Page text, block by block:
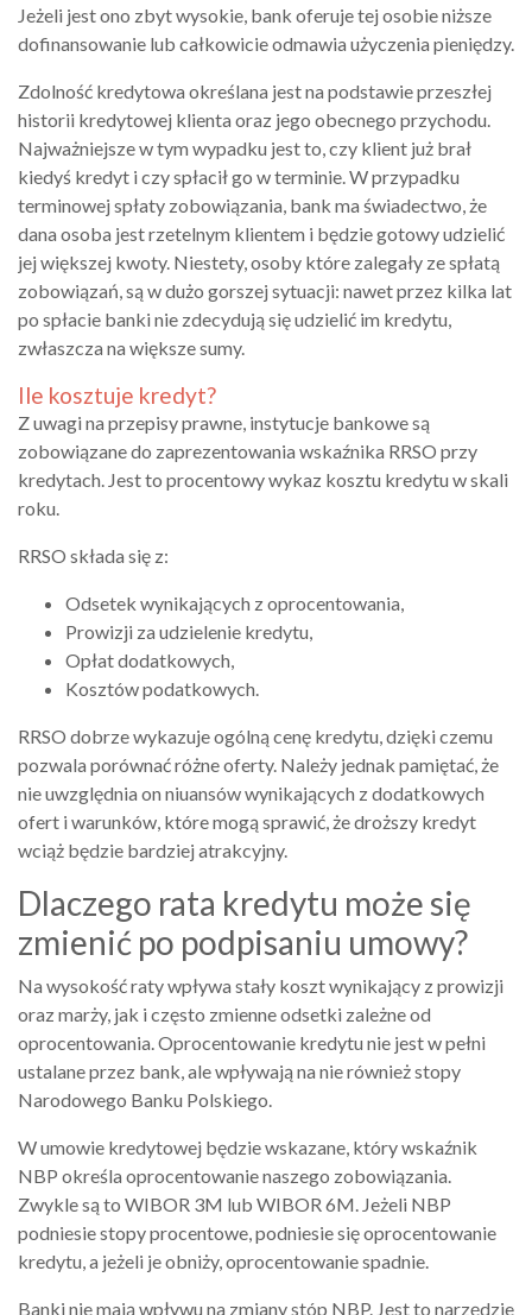
Jeżeli jest ono zbyt wysokie, bank oferuje tej osobie niższe
dofinansowanie lub całkowicie odmawia użyczenia pieniędzy.
Zdolność kredytowa określana jest na podstawie przeszłej
historii kredytowej klienta oraz jego obecnego przychodu.
Najważniejsze w tym wypadku jest to, czy klient już brał
kiedyś kredyt i czy spłacił go w terminie. W przypadku
terminowej spłaty zobowiązania, bank ma świadectwo, że
dana osoba jest rzetelnym klientem i będzie gotowy udzielić
jej większej kwoty. Niestety, osoby które zalegały ze spłatą
zobowiązań, są w dużo gorszej sytuacji: nawet przez kilka lat
po spłacie banki nie zdecydują się udzielić im kredytu,
zwłaszcza na większe sumy.
Ile kosztuje kredyt?
Z uwagi na przepisy prawne, instytucje bankowe są
zobowiązane do zaprezentowania wskaźnika RRSO przy
kredytach. Jest to procentowy wykaz kosztu kredytu w skali
roku.
RRSO składa się z:
Odsetek wynikających z oprocentowania,
Prowizji za udzielenie kredytu,
Opłat dodatkowych,
Kosztów podatkowych.
RRSO dobrze wykazuje ogólną cenę kredytu, dzięki czemu
pozwala porównać różne oferty. Należy jednak pamiętać, że
nie uwzględnia on niuansów wynikających z dodatkowych
ofert i warunków, które mogą sprawić, że droższy kredyt
wciąż będzie bardziej atrakcyjny.
Dlaczego rata kredytu może się
zmienić po podpisaniu umowy?
Na wysokość raty wpływa stały koszt wynikający z prowizji
oraz marży, jak i często zmienne odsetki zależne od
oprocentowania. Oprocentowanie kredytu nie jest w pełni
ustalane przez bank, ale wpływają na nie również stopy
Narodowego Banku Polskiego.
W umowie kredytowej będzie wskazane, który wskaźnik
NBP określa oprocentowanie naszego zobowiązania.
Zwykle są to WIBOR 3M lub WIBOR 6M. Jeżeli NBP
podniesie stopy procentowe, podniesie się oprocentowanie
kredytu, a jeżeli je obniży, oprocentowanie spadnie.
Banki nie mają wpływu na zmiany stóp NBP. Jest to narzędzie